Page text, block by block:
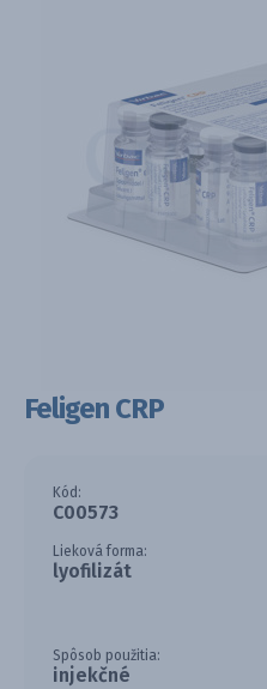
Feligen CRP
Kód:
C00573
Lieková forma:
lyofilizát
Spôsob použitia:
injekčné